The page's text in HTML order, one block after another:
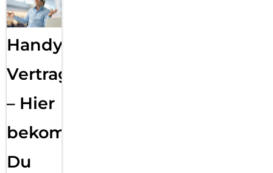
Handy
Vertragsabwicklung
– Hier
bekommst
Du